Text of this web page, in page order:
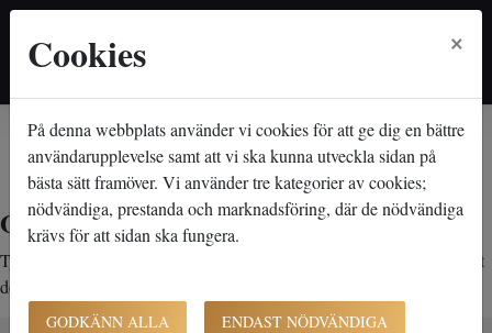
Hem Lediga lägenheter Objektsdetalj
Objektsdetalj
Objektet kan ej visas
Tyvärr kan inte objektet du efterfrågade visas. Det kan t.ex. bero på att
det inte längre finns tillgängligt att söka.
Cookies ×
På denna webbplats använder vi cookies för att ge dig en bättre
användarupplevelse samt att vi ska kunna utveckla sidan på
bästa sätt framöver. Vi använder tre kategorier av cookies;
nödvändiga, prestanda och marknadsföring, där de nödvändiga
krävs för att sidan ska fungera.
GODKÄNN ALLA ENDAST NÖDVÄNDIGA